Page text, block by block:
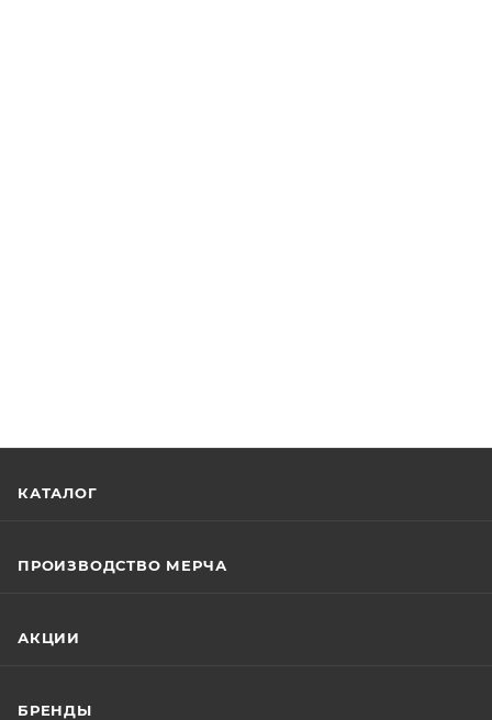
КАТАЛОГ
ПРОИЗВОДСТВО МЕРЧА
АКЦИИ
БРЕНДЫ